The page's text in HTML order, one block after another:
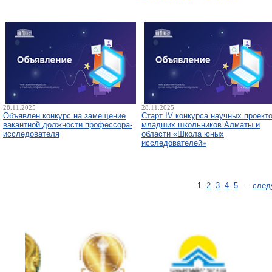
28.11.2025
Объявлен конкурс на замещение
вакантной должности профессора-
исследователя
28.11.2025
Старт IV конкурса научных
младших школьников Алматы и
области «Школа юных
исследователей»
1 2 3 4 5 ...